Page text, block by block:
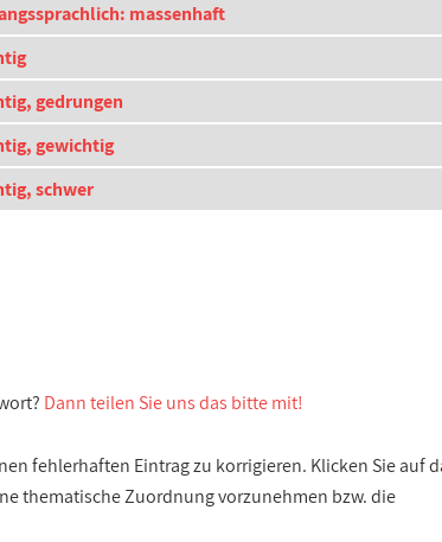
massenhaft
gedrungen
gewichtig
schwer
Dann teilen Sie uns das bitte mit!
fehlerhaften Eintrag zu korrigieren. Klicken Sie auf
thematische Zuordnung vorzunehmen bzw. die